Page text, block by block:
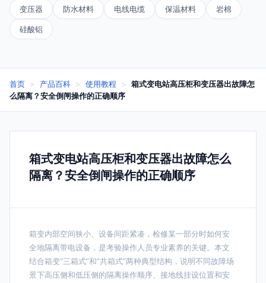
变压器
防水材料 电线电缆 保温材料 岩棉
硅酸铝
首页 > 产品百科 > 使用教程 >
箱式变电站高压柜和变压器出故障怎
么隔离？安全倒闸操作的正确顺序
箱式变电站高压柜和变压器出故障怎么
隔离？安全倒闸操作的正确顺序
箱变内部空间狭小、设备间距紧凑，检修某一部分时如何安
全地隔离带电设备，是考验操作人员专业素养的关键。本文
结合箱变“三箱式”和“共箱式”两种典型结构，说明不同故障场
景下高压侧和低压侧的隔离操作顺序、接地线挂设位置和安